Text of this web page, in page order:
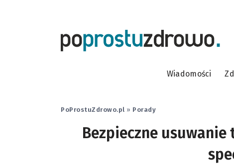
Wiadomości
PoProstuZdrowo.pl » Porady
Bezpieczne